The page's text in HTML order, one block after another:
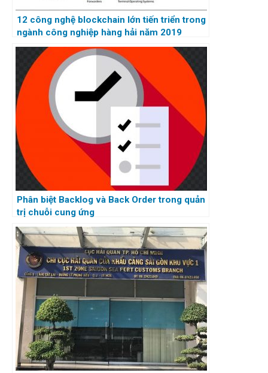
12 công nghệ blockchain lớn tiến triển trong
ngành công nghiệp hàng hải năm 2019
Phân biệt Backlog và Back Order trong quản
trị chuỗi cung ứng